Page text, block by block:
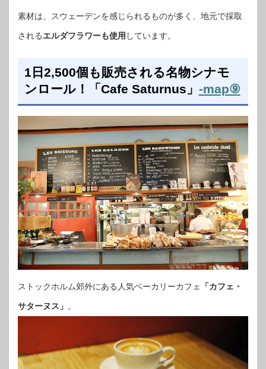
素材は、スウェーデンを感じられるものが多く、地元で採取
されるエルダフラワーも使用 しています。
1日2,500個も販売される名物シナモ
ンロール！「Cafe Saturnus」 -map⑨
ストックホルム郊外にある人気ベーカリーカフェ 「カフェ・
サターヌス」 。